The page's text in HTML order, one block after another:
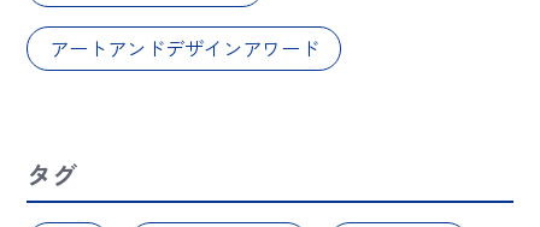
アートアンドデザインアワード
タグ